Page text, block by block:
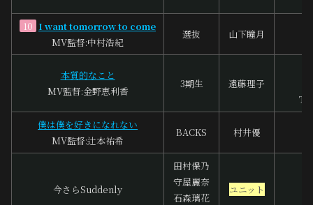
10 I want tomorrow to come
MV監督:中村浩紀
選抜 山下瞳月
本質的なこと
MV監督:金野恵利香
3期生 遠藤理子
僕は僕を好きになれない
MV監督:辻本祐希
BACKS 村井優
今さらSuddenly
田村保乃
守屋麗奈
石森璃花
ユニット